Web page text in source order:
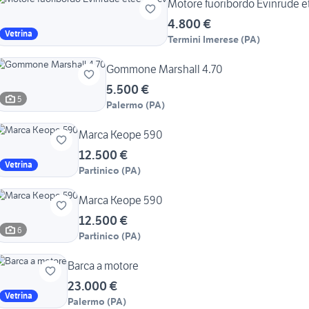
Vetrina
Motore fuoribordo Evinrude
4.800 €
Termini Imerese (PA)
5
Gommone Marshall 4.70
5.500 €
Palermo (PA)
Vetrina
Marca Keope 590
12.500 €
Partinico (PA)
6
Marca Keope 590
12.500 €
Partinico (PA)
Vetrina
Barca a motore
23.000 €
Palermo (PA)